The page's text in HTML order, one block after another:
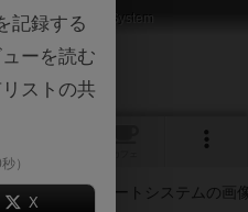
Hexa Plate System
記録する
ーを読む
ストの共
）
X